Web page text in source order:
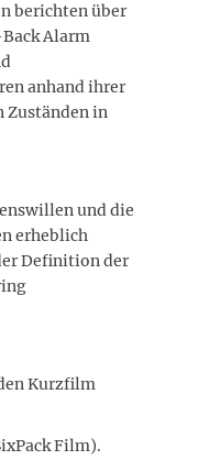
berichten über
Alarm
anhand ihrer
Zuständen in
und die
erheblich
Definition der
Kurzfilm
Film).